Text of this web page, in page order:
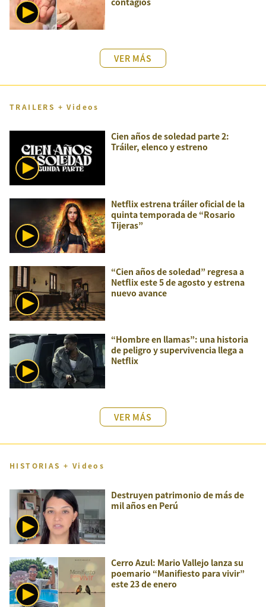
VER MÁS
TRAILERS + Videos
Cien años de soledad parte 2:
Tráiler, elenco y estreno
Netflix estrena tráiler oficial de la
quinta temporada de “Rosario
Tijeras”
“Cien años de soledad” regresa a
Netflix este 5 de agosto y estrena
nuevo avance
“Hombre en llamas”: una historia
de peligro y supervivencia llega a
Netflix
VER MÁS
HISTORIAS + Videos
Destruyen patrimonio de más de
mil años en Perú
Cerro Azul: Mario Vallejo lanza su
poemario “Manifiesto para vivir”
este 23 de enero